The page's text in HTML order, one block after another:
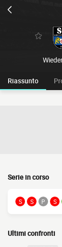
Riassunto
Serie in corso
S S P S
Ultimi confronti